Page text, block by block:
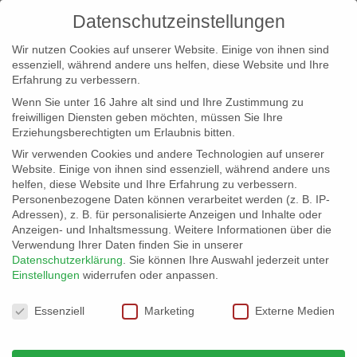
info@erfolgreich-events.de
+4940 46 777 230
Datenschutzeinstellungen
Wir nutzen Cookies auf unserer Website. Einige von ihnen sind
essenziell, während andere uns helfen, diese Website und Ihre
Erfahrung zu verbessern.
Wenn Sie unter 16 Jahre alt sind und Ihre Zustimmung zu
freiwilligen Diensten geben möchten, müssen Sie Ihre
Erziehungsberechtigten um Erlaubnis bitten.
Wir verwenden Cookies und andere Technologien auf unserer
Website. Einige von ihnen sind essenziell, während andere uns
helfen, diese Website und Ihre Erfahrung zu verbessern.
Personenbezogene Daten können verarbeitet werden (z. B. IP-
Adressen), z. B. für personalisierte Anzeigen und Inhalte oder
Anzeigen- und Inhaltsmessung. Weitere Informationen über die
Verwendung Ihrer Daten finden Sie in unserer
Datenschutzerklärung
Sie können Ihre Auswahl jederzeit unter
Einstellungen widerrufen oder anpassen.
Datenschutzeinstellungen
Essenziell Marketing Externe Medien